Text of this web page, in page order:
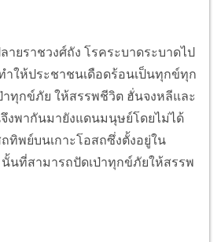
าชวงศ์ถัง โรคระบาดระบาดไป
ให้ประชาชนเดือดร้อนเป็นทุกข์ทุก
ทุกข์ภัย ให้สรรพชีวิต ฮั่นจงหลีและ
จึงพากันมายังแดนมนุษย์โดยไม่ได้
ทิพย์บนเกาะโอสถซึ่งตั้งอยู่ใน
นที่สามารถปัดเป่าทุกข์ภัยให้สรรพ